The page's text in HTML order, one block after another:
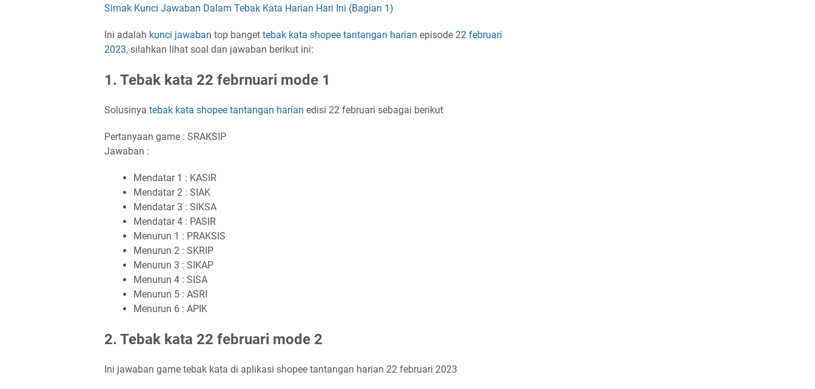
Simak Kunci Jawaban Dalam Tebak Kata Harian Hari Ini (Bagian 1)
Ini adalah kunci jawaban top banget tebak kata shopee tantangan harian episode 22 februari
2023, silahkan lihat soal dan jawaban berikut ini:
1. Tebak kata 22 febrnuari mode 1
Solusinya tebak kata shopee tantangan harian edisi 22 februari sebagai berikut
Pertanyaan game : SRAKSIP
Jawaban :
Mendatar 1 : KASIR
Mendatar 2 : SIAK
Mendatar 3 : SIKSA
Mendatar 4 : PASIR
Menurun 1 : PRAKSIS
Menurun 2 : SKRIP
Menurun 3 : SIKAP
Menurun 4 : SISA
Menurun 5 : ASRI
Menurun 6 : APIK
2. Tebak kata 22 februari mode 2
Ini jawaban game tebak kata di aplikasi shopee tantangan harian 22 februari 2023